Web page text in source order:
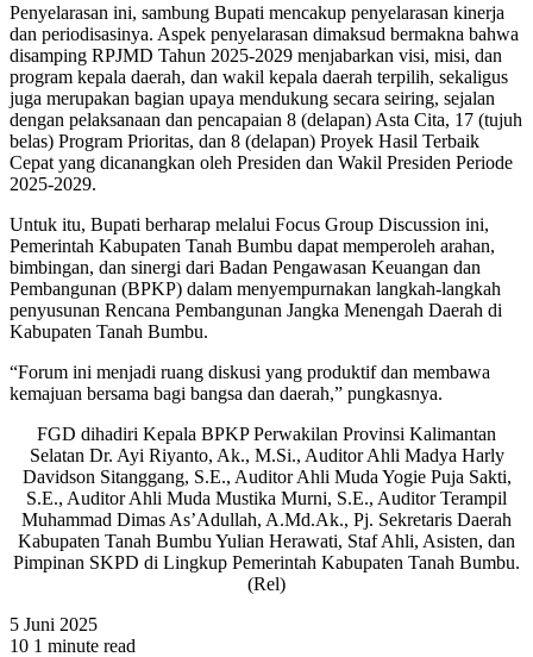
Penyelarasan ini, sambung Bupati mencakup penyelarasan kinerja
dan periodisasinya. Aspek penyelarasan dimaksud bermakna bahwa
disamping RPJMD Tahun 2025-2029 menjabarkan visi, misi, dan
program kepala daerah, dan wakil kepala daerah terpilih, sekaligus
juga merupakan bagian upaya mendukung secara seiring, sejalan
dengan pelaksanaan dan pencapaian 8 (delapan) Asta Cita, 17 (tujuh
belas) Program Prioritas, dan 8 (delapan) Proyek Hasil Terbaik
Cepat yang dicanangkan oleh Presiden dan Wakil Presiden Periode
2025-2029.
Untuk itu, Bupati berharap melalui Focus Group Discussion ini,
Pemerintah Kabupaten Tanah Bumbu dapat memperoleh arahan,
bimbingan, dan sinergi dari Badan Pengawasan Keuangan dan
Pembangunan (BPKP) dalam menyempurnakan langkah-langkah
penyusunan Rencana Pembangunan Jangka Menengah Daerah di
Kabupaten Tanah Bumbu.
“Forum ini menjadi ruang diskusi yang produktif dan membawa
kemajuan bersama bagi bangsa dan daerah,” pungkasnya.
FGD dihadiri Kepala BPKP Perwakilan Provinsi Kalimantan
Selatan Dr. Ayi Riyanto, Ak., M.Si., Auditor Ahli Madya Harly
Davidson Sitanggang, S.E., Auditor Ahli Muda Yogie Puja Sakti,
S.E., Auditor Ahli Muda Mustika Murni, S.E., Auditor Terampil
Muhammad Dimas As’Adullah, A.Md.Ak., Pj. Sekretaris Daerah
Kabupaten Tanah Bumbu Yulian Herawati, Staf Ahli, Asisten, dan
Pimpinan SKPD di Lingkup Pemerintah Kabupaten Tanah Bumbu.
(Rel)
5 Juni 2025
10 1 minute read